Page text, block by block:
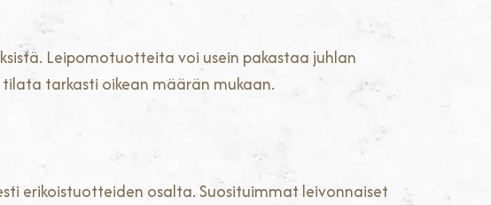
Leipomotuotteita voi usein pakastaa juhlan
tarkasti oikean määrän mukaan.
erikoistuotteiden osalta. Suosituimmat leivonnaiset